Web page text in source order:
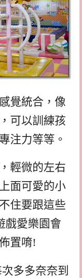
覺統合，像
可以訓練孩
注力等等。
輕微的左右
面可愛的小
住要跟這些
戲愛樂園會
置唷!
多多奈奈到